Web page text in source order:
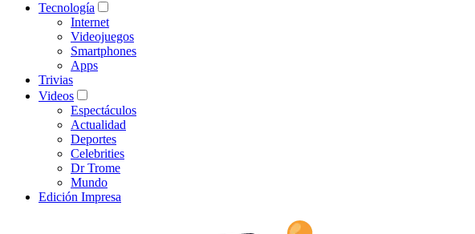
Tecnología
Internet
Videojuegos
Smartphones
Apps
Trivias
Videos
Espectáculos
Actualidad
Deportes
Celebrities
Dr Trome
Mundo
Edición Impresa